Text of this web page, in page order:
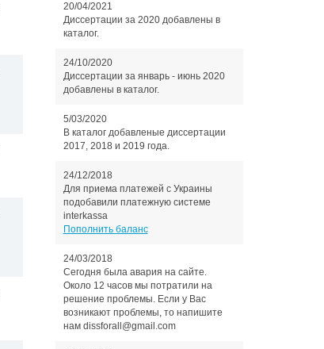
20/04/2021
Диссертации за 2020 добавлены в
каталог.
24/10/2020
Диссертации за январь - июнь 2020
добавлены в каталог.
5/03/2020
В каталог добавленые диссертации
2017, 2018 и 2019 года.
24/12/2018
Для приема платежей с Украины
подобавили платежную системе
interkassa
Пополнить баланс
24/03/2018
Сегодня была авария на сайте.
Около 12 часов мы потратили на
решение проблемы. Если у Вас
возникают проблемы, то напишите
нам dissforall@gmail.com